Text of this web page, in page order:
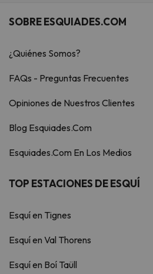
SOBRE ESQUIADES.COM
¿Quiénes Somos?
FAQs - Preguntas Frecuentes
Opiniones de Nuestros Clientes
Blog Esquiades.Com
Esquiades.Com En Los Medios
TOP ESTACIONES DE ESQUÍ
Esquí en Tignes
Esquí en Val Thorens
Esquí en Boí Taüll